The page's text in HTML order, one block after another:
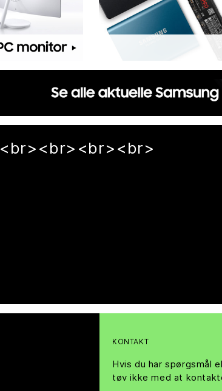
<br><br><br><br>
KONTAKT
Hvis du har spørgsmål
tøv ikke med at